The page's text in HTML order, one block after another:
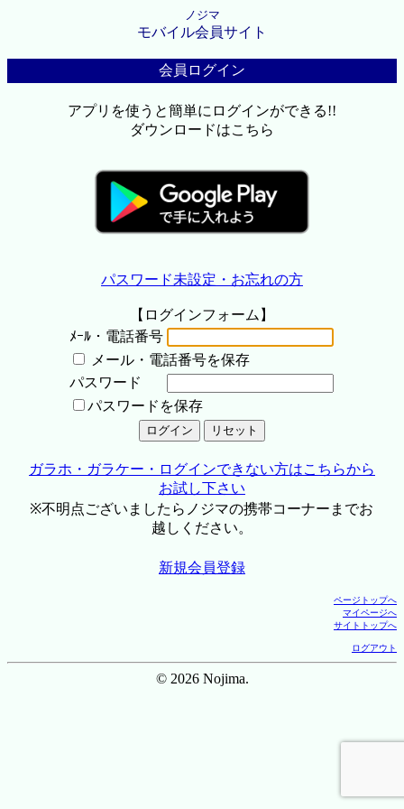
ノジマ
モバイル会員サイト
会員ログイン
アプリを使うと簡単にログインができる!!
ダウンロードはこちら
パスワード未設定・お忘れの方
【ログインフォーム】
ﾒｰﾙ・電話番号
メール・電話番号を保存
パスワード
パスワードを保存
ガラホ・ガラケー・ログインできない方はこちらから
お試し下さい
※不明点ございましたらノジマの携帯コーナーまでお
越しください。
新規会員登録
ページトップへ
マイページへ
サイトトップへ
ログアウト
© 2026 Nojima.